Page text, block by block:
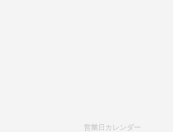
営業日カレンダー